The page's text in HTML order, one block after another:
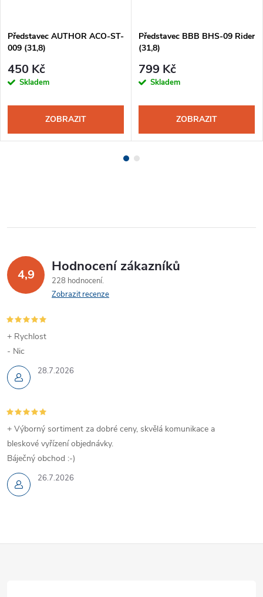
Představec AUTHOR ACO-ST-
009 (31,8)
450 Kč
Skladem
ZOBRAZIT
Představec BBB BHS-09 Rider
(31,8)
799 Kč
Skladem
ZOBRAZIT
4,9 Hodnocení zákazníků
228 hodnocení
Zobrazit recenze
28.7.2026
+ Rychlost
- Nic
26.7.2026
+ Výborný sortiment za dobré ceny, skvělá komunikace a
bleskové vyřízení objednávky.
Báječný obchod :-)